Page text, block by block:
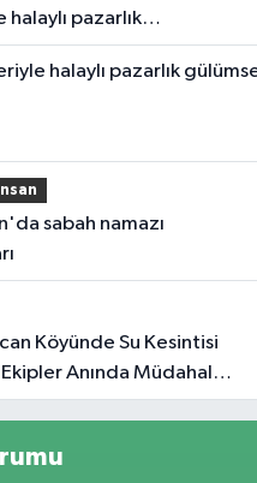
pazarlık
Anında Müdahale